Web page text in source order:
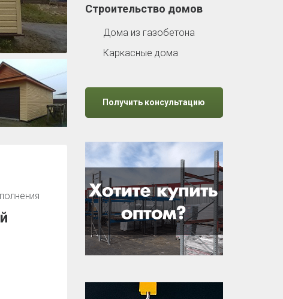
Строительство домов
Дома из газобетона
Каркасные дома
Получить консультацию